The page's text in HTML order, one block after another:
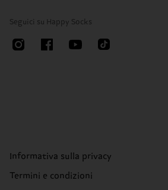
Seguici su Happy Socks
Informativa sulla privacy
Termini e condizioni